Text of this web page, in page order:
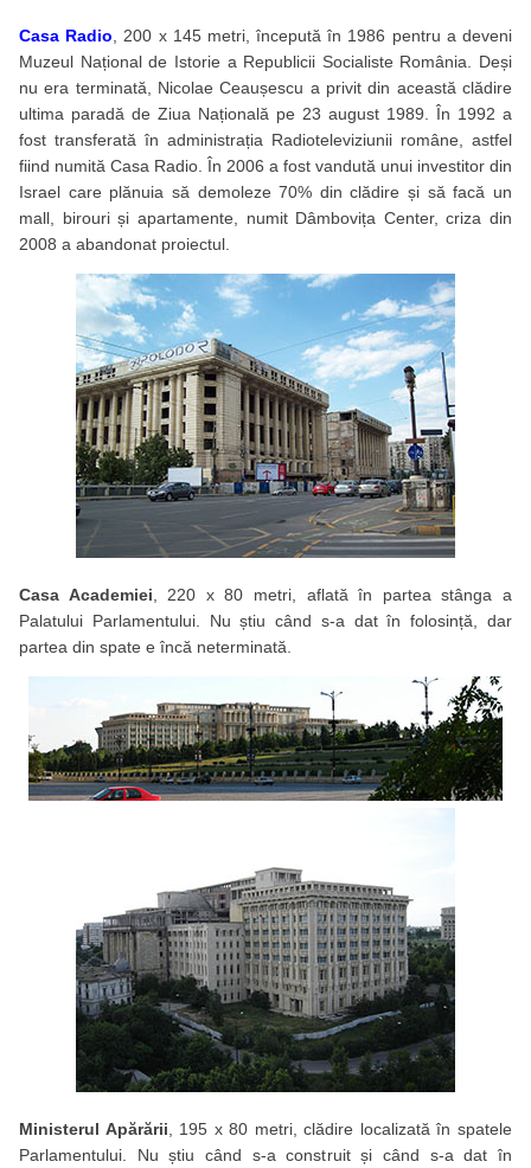
Casa Radio , 200 x 145 metri, începută în 1986 pentru a deveni
Muzeul Național de Istorie a Republicii Socialiste România. Deși
nu era terminată, Nicolae Ceaușescu a privit din această clădire
ultima paradă de Ziua Națională pe 23 august 1989. În 1992 a
fost transferată în administrația Radioteleviziunii române, astfel
fiind numită Casa Radio. În 2006 a fost vandută unui investitor din
Israel care plănuia să demoleze 70% din clădire și să facă un
mall, birouri și apartamente, numit Dâmbovița Center, criza din
2008 a abandonat proiectul.
Casa Academiei , 220 x 80 metri, aflată în partea stânga a
Palatului Parlamentului. Nu știu când s-a dat în folosință, dar
partea din spate e încă neterminată.
Ministerul Apărării , 195 x 80 metri, clădire localizată în spatele
Parlamentului. Nu știu când s-a construit și când s-a dat în